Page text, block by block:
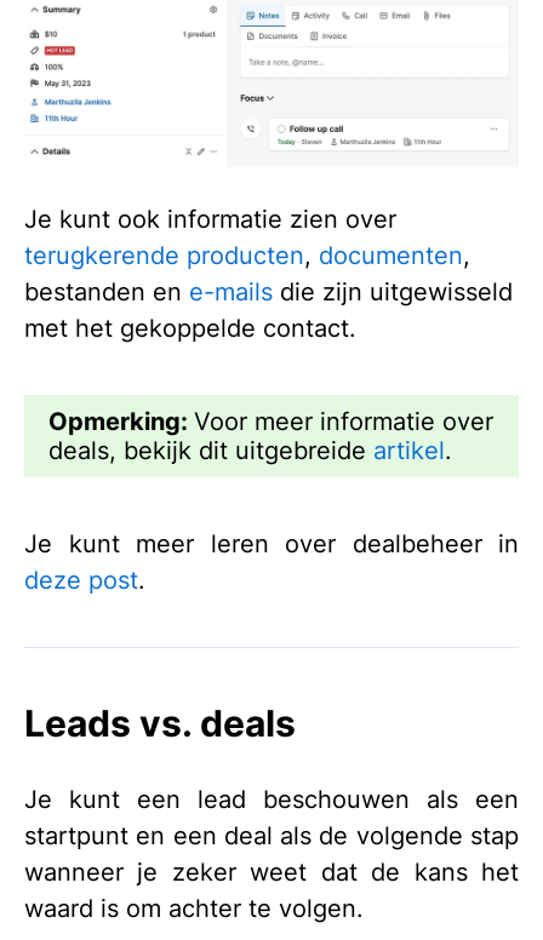
Je kunt ook informatie zien over
terugkerende producten, documenten,
bestanden en e-mails die zijn uitgewisseld
met het gekoppelde contact.
Opmerking: Voor meer informatie over
deals, bekijk dit uitgebreide artikel.
Je kunt meer leren over dealbeheer in
deze post.
Leads vs. deals
Je kunt een lead beschouwen als een
startpunt en een deal als de volgende stap
wanneer je zeker weet dat de kans het
waard is om achter te volgen.